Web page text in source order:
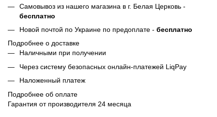
Самовывоз из нашего магазина в г. Белая Церковь -
бесплатно
Новой почтой по Украине по предоплате - бесплатно
Подробнее о доставке
Наличными при получении
Через систему безопасных онлайн-платежей LiqPay
Наложенный платеж
Подробнее об оплате
Гарантия от производителя 24 месяца